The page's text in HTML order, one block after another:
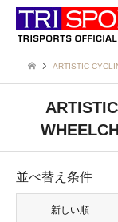
ARTISTIC
並べ替え条件
新しい順